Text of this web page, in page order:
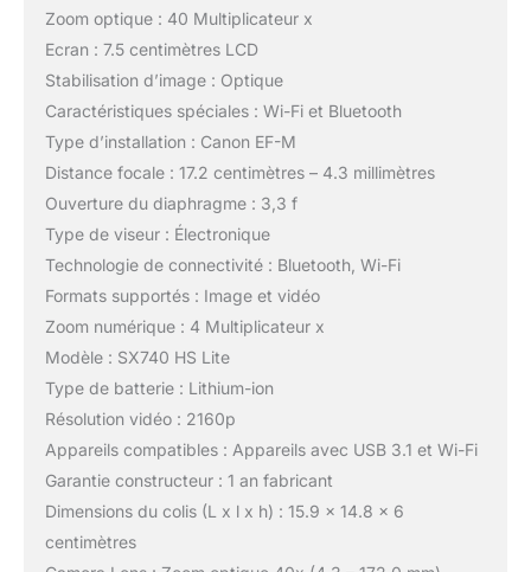
Zoom optique : 40 Multiplicateur x
Ecran : 7.5 centimètres LCD
Stabilisation d’image : Optique
Caractéristiques spéciales : Wi-Fi et Bluetooth
Type d’installation : Canon EF-M
Distance focale : 17.2 centimètres – 4.3 millimètres
Ouverture du diaphragme : 3,3 f
Type de viseur : Électronique
Technologie de connectivité : Bluetooth, Wi-Fi
Formats supportés : Image et vidéo
Zoom numérique : 4 Multiplicateur x
Modèle : SX740 HS Lite
Type de batterie : Lithium-ion
Résolution vidéo : 2160p
Appareils compatibles : Appareils avec USB 3.1 et Wi-Fi
Garantie constructeur : 1 an fabricant
Dimensions du colis (L x l x h) : 15.9 x 14.8 x 6
centimètres